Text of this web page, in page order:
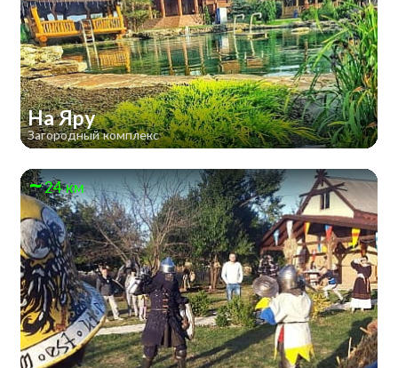
На Яру
Загородный комплекс
24 км